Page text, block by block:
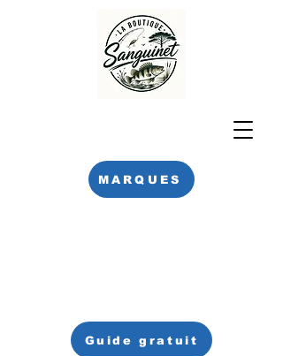
MARQUES
Guide gratuit